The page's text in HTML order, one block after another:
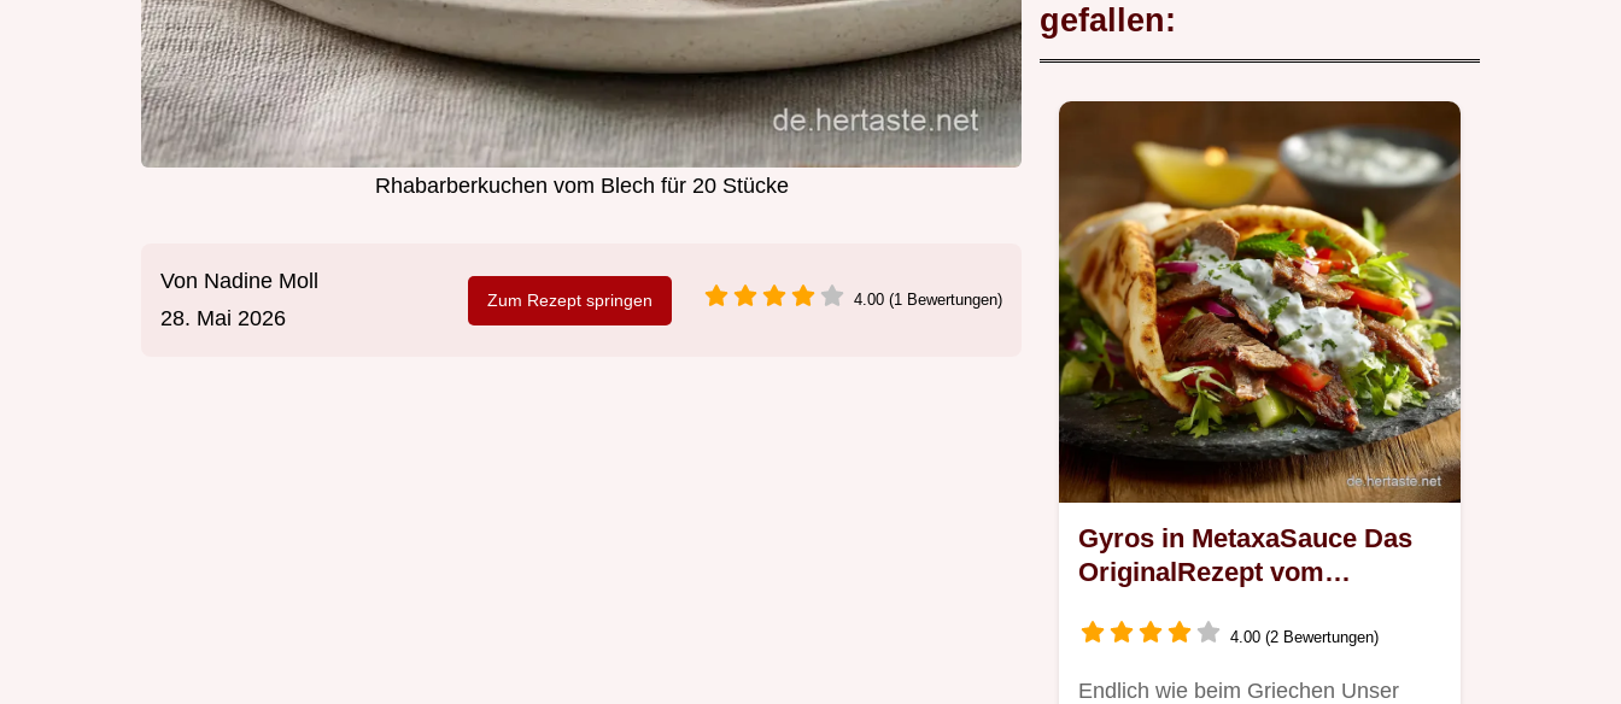
Rhabarberkuchen vom Blech für 20 Stücke
Von Nadine Moll
28. Mai 2026
Zum Rezept springen 4.00 (1 Bewertungen)
gefallen:
Gyros in MetaxaSauce Das
OriginalRezept vom
4.00 (2 Bewertungen)
Endlich wie beim Griechen Unser